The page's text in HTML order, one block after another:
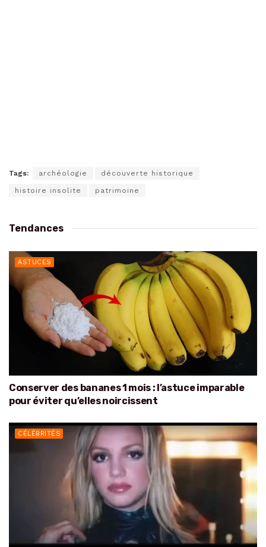
Tags: archéologie découverte historique
histoire insolite patrimoine
Tendances
ASTUCES
Conserver des bananes 1 mois : l’astuce imparable
pour éviter qu’elles noircissent
CÉLÉBRITÉS